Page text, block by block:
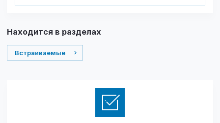
Находится в разделах
Встраиваемые